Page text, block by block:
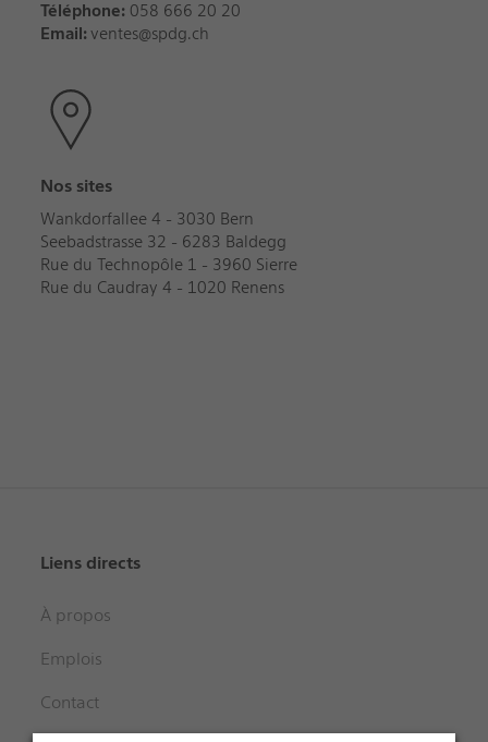
Téléphone:058 666 20 20
Email:ventes@spdg.ch
Nos sites
Wankdorfallee 4 - 3030 Bern
Seebadstrasse 32 - 6283 Baldegg
Rue du Technopôle 1 - 3960 Sierre
Rue du Caudray 4 - 1020 Renens
Liens directs
À propos
Emplois
Contact